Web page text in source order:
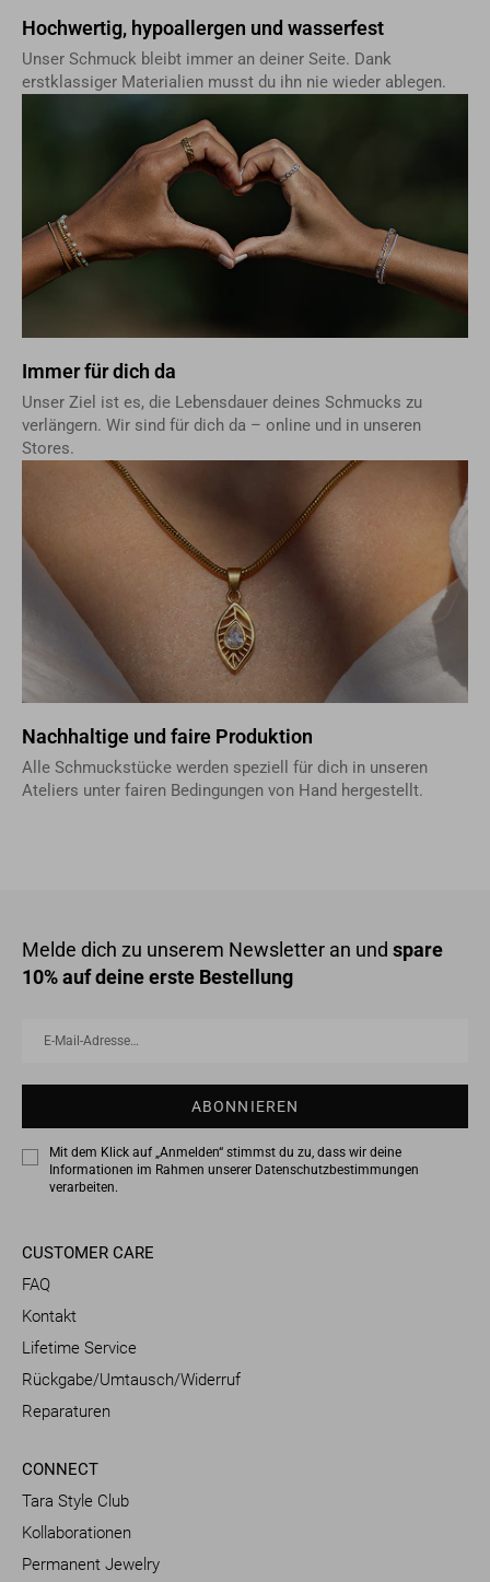
Hochwertig, hypoallergen und wasserfest
Unser Schmuck bleibt immer an deiner Seite. Dank
erstklassiger Materialien musst du ihn nie wieder ablegen.
Immer für dich da
Unser Ziel ist es, die Lebensdauer deines Schmucks zu
verlängern. Wir sind für dich da – online und in unseren
Stores.
Nachhaltige und faire Produktion
Alle Schmuckstücke werden speziell für dich in unseren
Ateliers unter fairen Bedingungen von Hand hergestellt.
Melde dich zu unserem Newsletter an und spare
10% auf deine erste Bestellung
ABONNIEREN
Mit dem Klick auf „Anmelden“ stimmst du zu, dass wir deine
Informationen im Rahmen unserer Datenschutzbestimmungen
verarbeiten.
CUSTOMER CARE
FAQ
Kontakt
Lifetime Service
Rückgabe/Umtausch/Widerruf
Reparaturen
CONNECT
Tara Style Club
Kollaborationen
Permanent Jewelry